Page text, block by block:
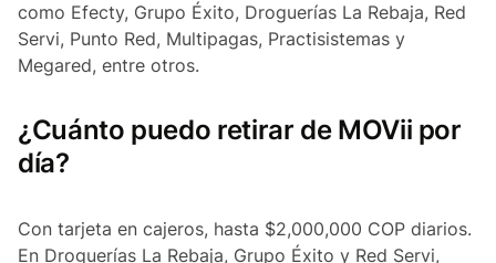
como Efecty, Grupo Éxito, Droguerías La Rebaja, Red
Servi, Punto Red, Multipagas, Practisistemas y
Megared, entre otros.
¿Cuánto puedo retirar de MOVii por
día?
Con tarjeta en cajeros, hasta $2,000,000 COP diarios.
En Droguerías La Rebaja, Grupo Éxito y Red Servi,